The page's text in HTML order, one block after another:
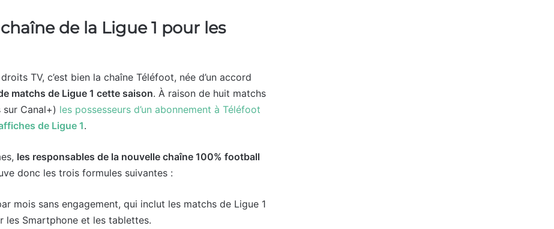
de la Ligue 1 pour les
TV, c’est bien la chaîne Téléfoot, née d’un accord
matchs de Ligue 1 cette saison. À raison de huit matchs
Canal+) les possesseurs d’un abonnement à Téléfoot
de Ligue 1.
les responsables de la nouvelle chaîne 100% football
donc les trois formules suivantes :
mois sans engagement, qui inclut les matchs de Ligue 1
les Smartphone et les tablettes.